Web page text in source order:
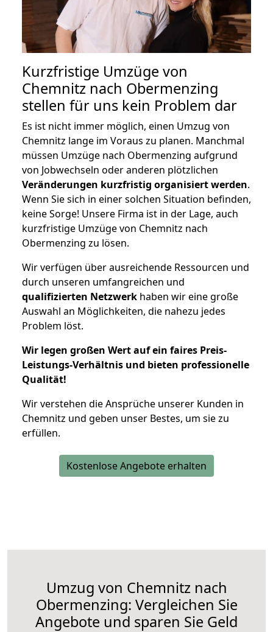
Kurzfristige Umzüge von
Chemnitz nach Obermenzing
stellen für uns kein Problem dar
Es ist nicht immer möglich, einen Umzug von
Chemnitz lange im Voraus zu planen. Manchmal
müssen Umzüge nach Obermenzing aufgrund
von Jobwechseln oder anderen plötzlichen
Veränderungen kurzfristig organisiert werden.
Wenn Sie sich in einer solchen Situation befinden,
keine Sorge! Unsere Firma ist in der Lage, auch
kurzfristige Umzüge von Chemnitz nach
Obermenzing zu lösen.
Wir verfügen über ausreichende Ressourcen und
durch unseren umfangreichen und
qualifizierten Netzwerk haben wir eine große
Auswahl an Möglichkeiten, die nahezu jedes
Problem löst.
Wir legen großen Wert auf ein faires Preis-
Leistungs-Verhältnis und bieten professionelle
Qualität!
Wir verstehen die Ansprüche unserer Kunden in
Chemnitz und geben unser Bestes, um sie zu
erfüllen.
Kostenlose Angebote erhalten
Umzug von Chemnitz nach
Obermenzing: Vergleichen Sie
Angebote und sparen Sie Geld